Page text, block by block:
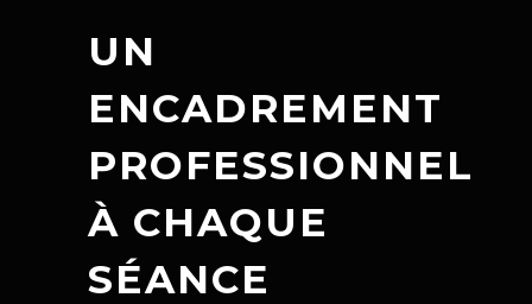
UN
ENCADREMENT
PROFESSIONNEL
À CHAQUE
SÉANCE